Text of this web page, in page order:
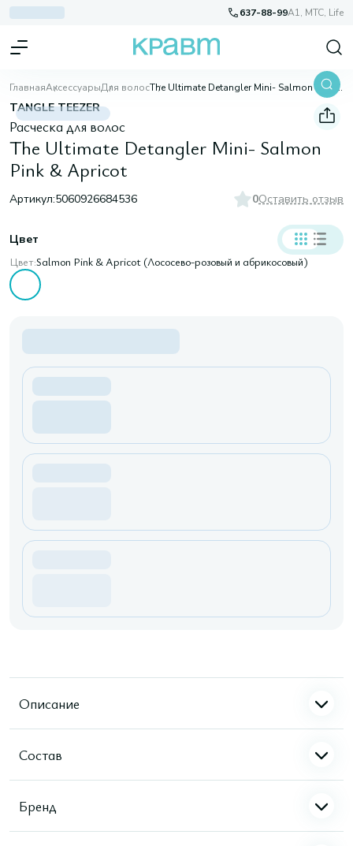
637-88-99A1, МТС, Life
ГлавнаяАксессуарыДля волос The Ultimate Detangler Mini- Salmon Pink & Apricot
TANGLE TEEZER
Расческа для волос
The Ultimate Detangler Mini- Salmon
Pink & Apricot
Артикул:5060926684536 0Оставить отзыв
Цвет
Цвет:Salmon Pink & Apricot (Лососево-розовый и абрикосовый)
Описание
Состав
Бренд